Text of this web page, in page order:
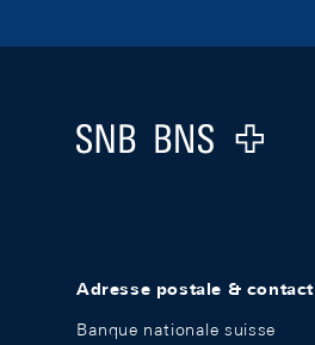
Logo
Adresse postale & contact
Banque nationale suisse